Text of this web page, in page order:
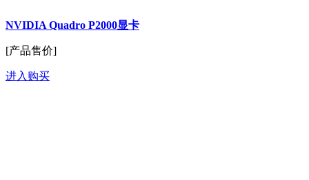
NVIDIA Quadro P2000显卡
[产品售价]
进入购买